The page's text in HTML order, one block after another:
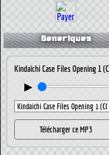
Generiques
▶
Télécharger ce MP3